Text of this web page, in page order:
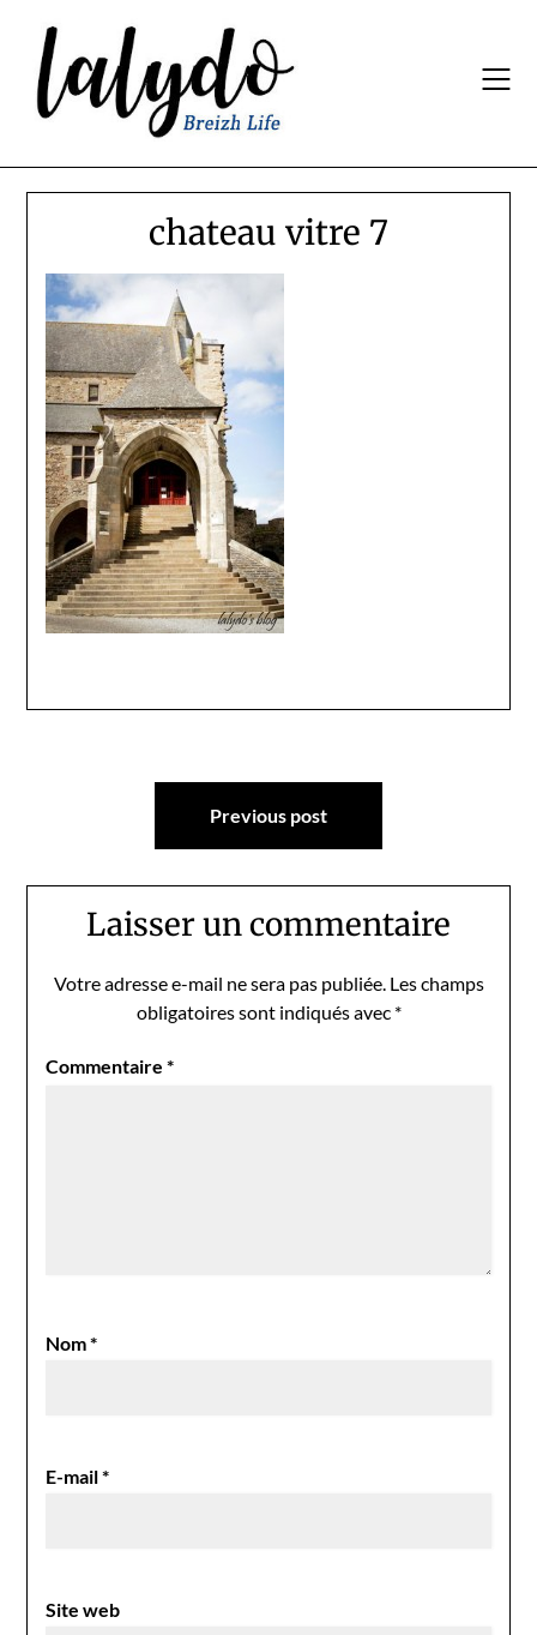
content
chateau vitre 7
Navigation
Previous post
Laisser un commentaire
Votre adresse e-mail ne sera pas publiée. Les champs
obligatoires sont indiqués avec *
Commentaire*
Nom*
E-mail*
Site web